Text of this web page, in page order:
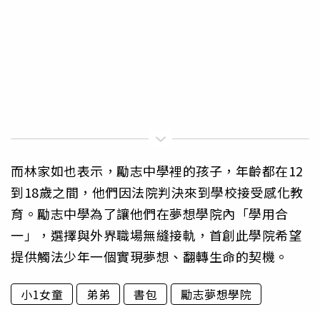
而林家如也表示，勵志中學裡的孩子，年齡都在12
到18歲之間，他們因法院判決來到學校接受感化教
育。勵志中學為了讓他們在夢想學院內「學用合
一」，選擇與外界職場無縫接軌，首創此學院希望
提供觸法少年一個實現夢想、翻轉生命的契機。
小1女童 弟弟 書包 勵志夢想學院